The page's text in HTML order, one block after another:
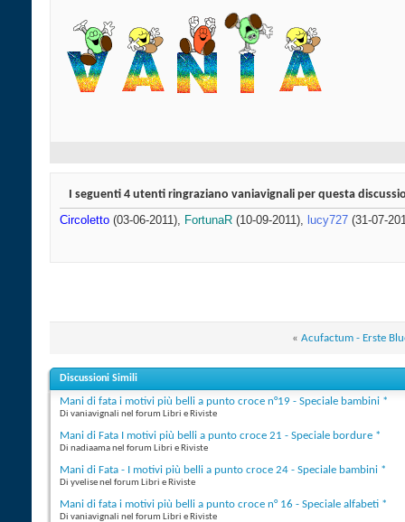
I seguenti 4 utenti ringraziano vaniavignali per questa
Circoletto (03-06-2011), FortunaR (10-09-2011), lucy727 (31-07-
« Acufactum - Erste
Discussioni Simili
Mani di fata i motivi più belli a punto croce n°19 - Speciale bambini *
Di vaniavignali nel forum Libri e Riviste
Mani di Fata I motivi più belli a punto croce 21 - Speciale bordure *
Di nadiaama nel forum Libri e Riviste
Mani di Fata - I motivi più belli a punto croce 24 - Speciale bambini *
Di yvelise nel forum Libri e Riviste
Mani di fata i motivi più belli a punto croce n° 16 - Speciale alfabeti *
Di vaniavignali nel forum Libri e Riviste